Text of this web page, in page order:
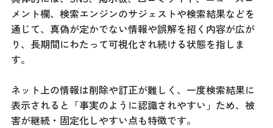
メント欄、検索エンジンのサジェストや検索結果などを
通じて、真偽が定かでない情報や誤解を招く内容が広が
り、長期間にわたって可視化され続ける状態を指しま
す。
ネット上の情報は削除や訂正が難しく、一度検索結果に
表示されると「事実のように認識されやすい」ため、被
害が継続・固定化しやすい点も特徴です。